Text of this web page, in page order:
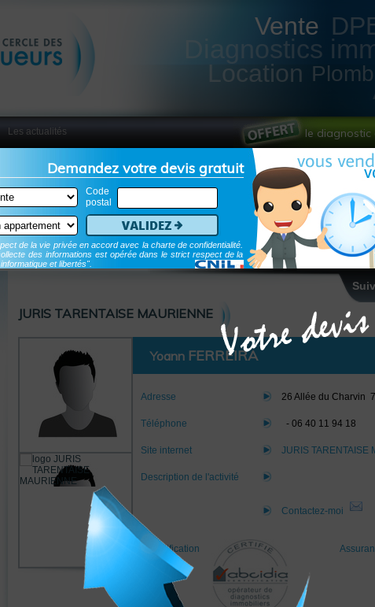
Vente
Diagnostics
Location Plomb
Les actualités le diagnostic
Demandez votre devis gratuit
Code
postal
Validez
de la vie privée en accord avec la charte de confidentialité.
des informations est opérée dans le strict respect de la
et libertés".
JURIS TARENTAISE MAURIENNE
Yoann FERREIRA
Adresse 26 Allée du Charvin
Téléphone - 06 40 11 94 18
Site internet JURIS TARENTAISE
Description de l'activité
Contactez-moi
Certification